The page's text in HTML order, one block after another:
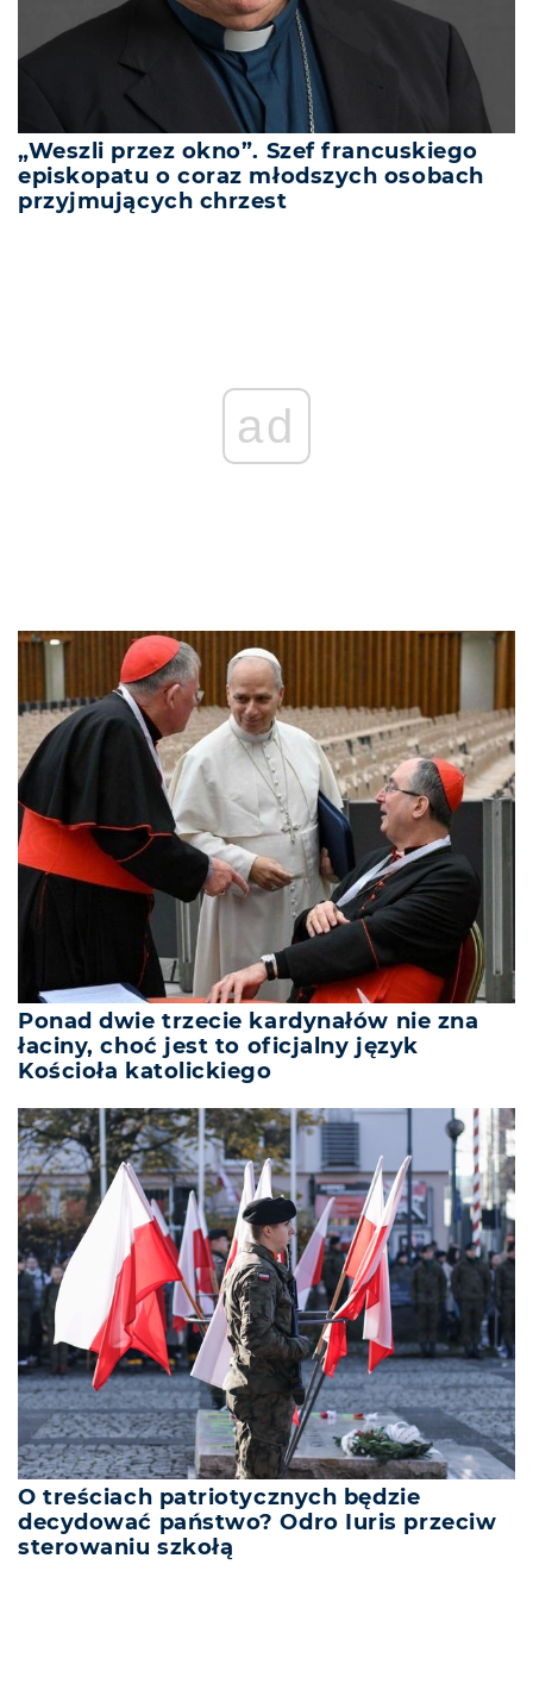
„Weszli przez okno”. Szef francuskiego
episkopatu o coraz młodszych osobach
przyjmujących chrzest
ad
Ponad dwie trzecie kardynałów nie zna
łaciny, choć jest to oficjalny język
Kościoła katolickiego
O treściach patriotycznych będzie
decydować państwo? Odro Iuris przeciw
sterowaniu szkołą